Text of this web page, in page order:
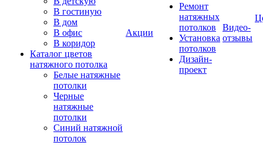
В гостиную
В дом
В офис
В коридор
Каталог цветов
натяжного потолка
Белые натяжные
потолки
Черные
натяжные
потолки
Синий натяжной
потолок
Акции
Ремонт
натяжных
потолков
Установка
потолков
Дизайн-
проект
Видео-
отзывы